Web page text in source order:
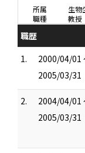
所属
生物
職種
教授
職歴
1.
2000/04/01
2005/03/31
2.
2004/04/01
2005/03/31